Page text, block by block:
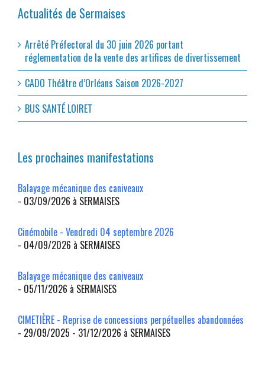
Actualités de Sermaises
Arrêté Préfectoral du 30 juin 2026 portant
réglementation de la vente des artifices de divertissement
CADO Théâtre d’Orléans Saison 2026-2027
BUS SANTÉ LOIRET
Les prochaines manifestations
Balayage mécanique des caniveaux
- 03/09/2026 à SERMAISES
Cinémobile - Vendredi 04 septembre 2026
- 04/09/2026 à SERMAISES
Balayage mécanique des caniveaux
- 05/11/2026 à SERMAISES
CIMETIÈRE - Reprise de concessions perpétuelles abandonnées
- 29/09/2025 - 31/12/2026 à SERMAISES